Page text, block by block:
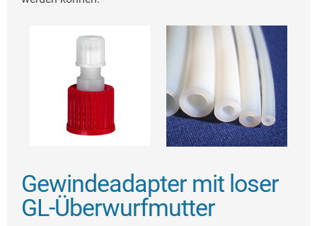
Gewindeadapter mit loser
GL-Überwurfmutter